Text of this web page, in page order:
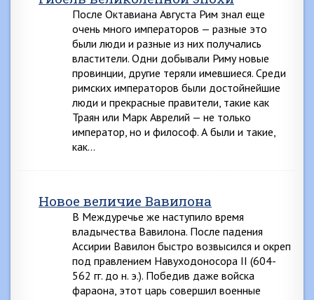
После Октавиана Августа Рим знал еще
очень много императоров — разные это
были люди и разные из них получались
властители. Одни добывали Риму новые
провинции, другие теряли имевшиеся. Среди
римских императоров были достойнейшие
люди и прекрасные правители, такие как
Траян или Марк Аврелий — не только
император, но и философ. А были и такие,
как…
Новое величие Вавилона
В Междуречье же наступило время
владычества Вавилона. После падения
Ассирии Вавилон быстро возвысился и окреп
под правлением Навуходоносора II (604-
562 гг. до н. э.). Победив даже войска
фараона, этот царь совершил военные